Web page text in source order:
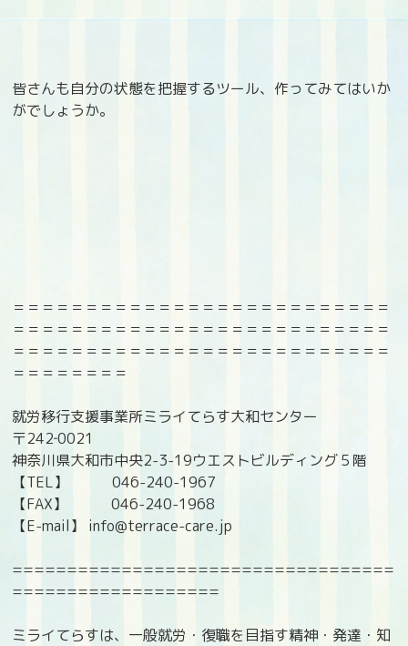
皆さんも自分の状態を把握するツール、作ってみてはいか
がでしょうか。
＝＝＝＝＝＝＝＝＝＝＝＝＝＝＝＝＝＝＝＝＝＝＝＝＝＝
＝＝＝＝＝＝＝＝＝＝＝＝＝＝＝＝＝＝＝＝＝＝＝＝＝＝
＝＝＝＝＝＝＝＝＝＝＝＝＝＝＝＝＝＝＝＝＝＝＝＝＝＝
＝＝＝＝＝＝＝＝
就労移行支援事業所ミライてらす大和センター
〒242‐0021
神奈川県大和市中央2-3-19ウエストビルディング５階
【TEL】 046-240-1967
【FAX】 046-240-1968
【E-mail】 info@terrace-care.jp
===================================
===================
ミライてらすは、一般就労・復職を目指す精神・発達・知